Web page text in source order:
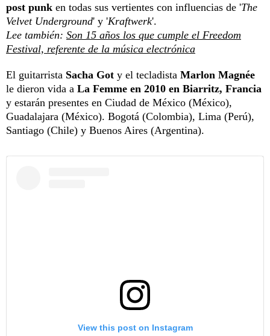
post punk en todas sus vertientes con influencias de 'The
Velvet Underground' y 'Kraftwerk'.
Lee también: Son 15 años los que cumple el Freedom
Festival, referente de la música electrónica
El guitarrista Sacha Got y el tecladista Marlon Magnée
le dieron vida a La Femme en 2010 en Biarritz, Francia
y estarán presentes en Ciudad de México (México),
Guadalajara (México). Bogotá (Colombia), Lima (Perú),
Santiago (Chile) y Buenos Aires (Argentina).
View this post on Instagram